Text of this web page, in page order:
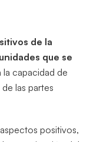
de la
que se
capacidad de
las partes
positivos,